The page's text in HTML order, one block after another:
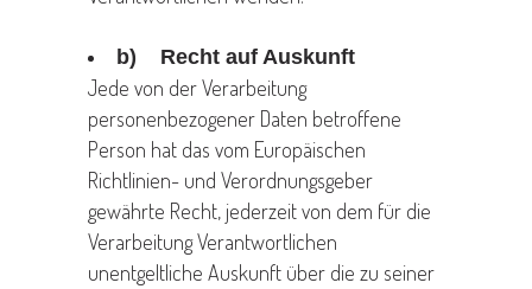
b) Recht auf Auskunft
Jede von der Verarbeitung
personenbezogener Daten betroffene
Person hat das vom Europäischen
Richtlinien- und Verordnungsgeber
gewährte Recht, jederzeit von dem für die
Verarbeitung Verantwortlichen
unentgeltliche Auskunft über die zu seiner